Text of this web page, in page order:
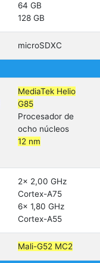
64 GB
128 GB
microSDXC
MediaTek Helio
G85
Procesador de
ocho núcleos
12 nm
2x 2,00 GHz
Cortex-A75
6x 1,80 GHz
Cortex-A55
Mali-G52 MC2